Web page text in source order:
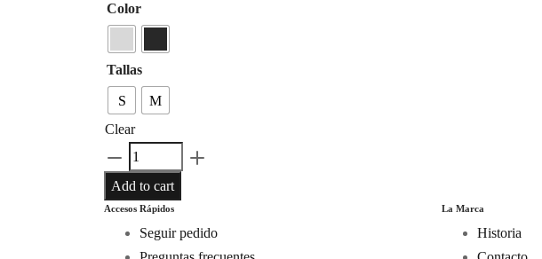
Color
Tallas
S
M
Clear
Vestido
de
baño
Breezes
quantity
Add to cart
Accesos Rápidos
Seguir pedido
La Marca
Historia